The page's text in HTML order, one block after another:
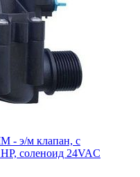
э/м клапан, с
соленоид 24VAC